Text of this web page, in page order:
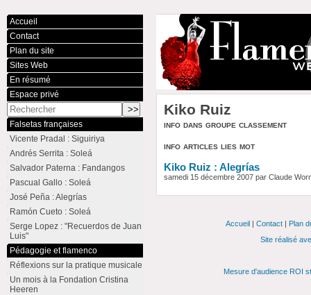
Kiko Ruiz
info dans groupe classement
info articles lies mot
Kiko Ruiz : Alegrías
samedi 15 décembre 2007 par Claude
Accueil
Contact
Plan du site
Sites Web
En résumé
Espace privé
Falsetas françaises
Vicente Pradal : Siguiriya
Andrés Serrita : Soleá
Salvador Paterna : Fandangos
Pascual Gallo : Soleá
José Peña : Alegrías
Ramón Cueto : Soleá
Serge Lopez : "Recuerdos de Juan
Luis"
Pédagogie et flamenco
Réflexions sur la pratique musicale
Un mois à la Fondation Cristina
Heeren
Accueil| Contact| Plan
Site réalisé
Mesure d'audience ROI